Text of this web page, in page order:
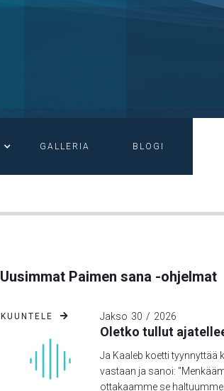
GALLERIA BLOGI
Uusimmat Paimen sana -ohjelmat
Jakso 30 / 2026
Oletko tullut
Ja Kaaleb koetti
vastaan ja sanoi:
ottakaamme se
KUUNTELE 